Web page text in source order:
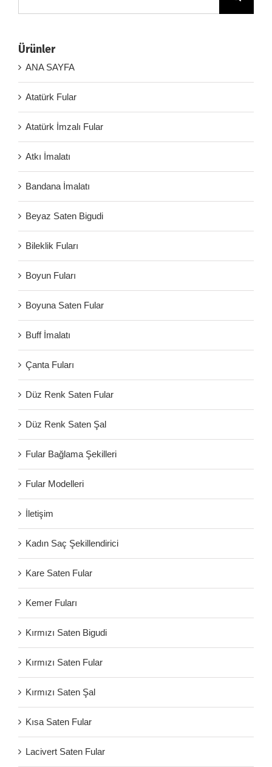
Ürünler
ANA SAYFA
Atatürk Fular
Atatürk İmzalı Fular
Atkı İmalatı
Bandana İmalatı
Beyaz Saten Bigudi
Bileklik Fuları
Boyun Fuları
Boyuna Saten Fular
Buff İmalatı
Çanta Fuları
Düz Renk Saten Fular
Düz Renk Saten Şal
Fular Bağlama Şekilleri
Fular Modelleri
İletişim
Kadın Saç Şekillendirici
Kare Saten Fular
Kemer Fuları
Kırmızı Saten Bigudi
Kırmızı Saten Fular
Kırmızı Saten Şal
Kısa Saten Fular
Lacivert Saten Fular